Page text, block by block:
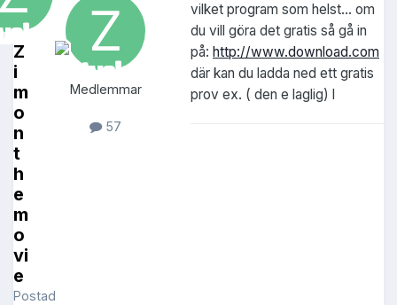
Z
i
m
o
n
t
h
e
m
o
vi
e
Postad
Medlemmar
57
vilket program som helst... om
du vill göra det gratis så gå in
på: http://www.download.com
där kan du ladda ned ett gratis
prov ex. ( den e laglig) l